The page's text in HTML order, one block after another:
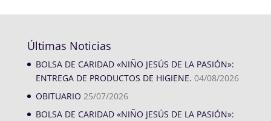
Últimas Noticias
BOLSA DE CARIDAD «NIÑO JESÚS DE LA PASIÓN»:
ENTREGA DE PRODUCTOS DE HIGIENE. 04/08/2026
OBITUARIO 25/07/2026
BOLSA DE CARIDAD «NIÑO JESÚS DE LA PASIÓN»: